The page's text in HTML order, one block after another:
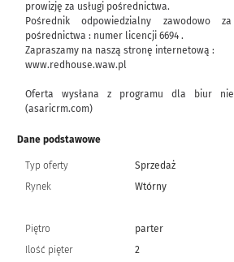
prowizję za usługi pośrednictwa.
Pośrednik odpowiedzialny zawodowo
pośrednictwa : numer licencji 6694 .
Zapraszamy na naszą stronę internetową :
www.redhouse.waw.pl
Oferta wysłana z programu dla biur
(asaricrm.com)
Dane podstawowe
Typ oferty
Sprzedaż
Rynek
Wtórny
Piętro
parter
Ilość pięter
2